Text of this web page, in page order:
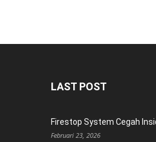
LAST POST
Firestop System Cegah
Februari 23, 2026